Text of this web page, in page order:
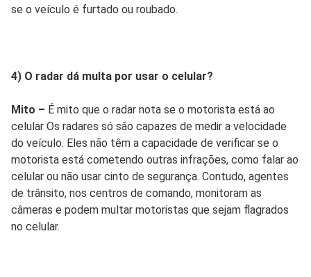
se o veículo é furtado ou roubado.
4) O radar dá multa por usar o celular?
Mito – É mito que o radar nota se o motorista está ao
celular Os radares só são capazes de medir a velocidade
do veículo. Eles não têm a capacidade de verificar se o
motorista está cometendo outras infrações, como falar ao
celular ou não usar cinto de segurança. Contudo, agentes
de trânsito, nos centros de comando, monitoram as
câmeras e podem multar motoristas que sejam flagrados
no celular.